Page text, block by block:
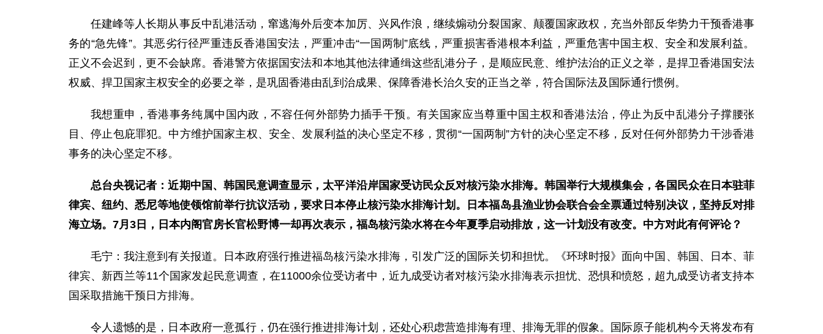
任建峰等人长期从事反中乱港活动，窜逃海外后变本加厉、兴风作浪，继续煽动分裂国家、颠覆国家政权，充当外部反华势力干预香港事
务的“急先锋”。其恶劣行径严重违反香港国安法，严重冲击“一国两制”底线，严重损害香港根本利益，严重危害中国主权、安全和发展利益。
正义不会迟到，更不会缺席。香港警方依据国安法和本地其他法律通缉这些乱港分子，是顺应民意、维护法治的正义之举，是捍卫香港国安法
权威、捍卫国家主权安全的必要之举，是巩固香港由乱到治成果、保障香港长治久安的正当之举，符合国际法及国际通行惯例。
我想重申，香港事务纯属中国内政，不容任何外部势力插手干预。有关国家应当尊重中国主权和香港法治，停止为反中乱港分子撑腰张
目、停止包庇罪犯。中方维护国家主权、安全、发展利益的决心坚定不移，贯彻“一国两制”方针的决心坚定不移，反对任何外部势力干涉香港
事务的决心坚定不移。
总台央视记者：近期中国、韩国民意调查显示，太平洋沿岸国家受访民众反对核污染水排海。韩国举行大规模集会，各国民众在日本驻菲
律宾、纽约、悉尼等地使领馆前举行抗议活动，要求日本停止核污染水排海计划。日本福岛县渔业协会联合会全票通过特别决议，坚持反对排
海立场。7月3日，日本内阁官房长官松野博一却再次表示，福岛核污染水将在今年夏季启动排放，这一计划没有改变。中方对此有何评论？
毛宁：我注意到有关报道。日本政府强行推进福岛核污染水排海，引发广泛的国际关切和担忧。《环球时报》面向中国、韩国、日本、菲
律宾、新西兰等11个国家发起民意调查，在11000余位受访者中，近九成受访者对核污染水排海表示担忧、恐惧和愤怒，超九成受访者支持本
国采取措施干预日方排海。
令人遗憾的是，日本政府一意孤行，仍在强行推进排海计划，还处心积虑营造排海有理、排海无罪的假象。国际原子能机构今天将发布有